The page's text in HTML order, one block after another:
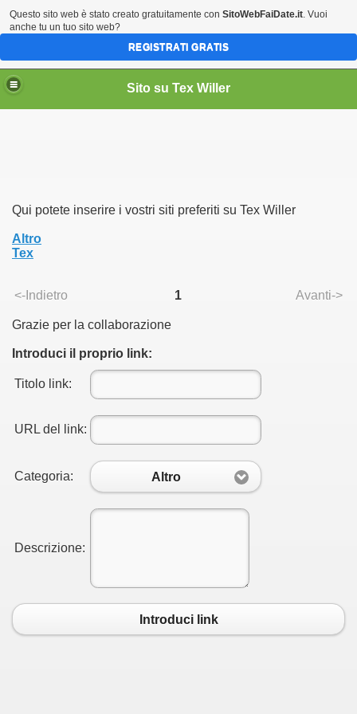
Sito su Tex Willer
Qui potete inserire i vostri siti preferiti su Tex Willer
Altro
Tex
<-Indietro 1 Avanti->
Grazie per la collaborazione
Introduci il proprio link:
Titolo link:
URL del link:
Categoria: Altro
Descrizione:
Introduci link
Questo sito web è stato creato gratuitamente con SitoWebFaiDate.it. Vuoi
anche tu un tuo sito web?
REGISTRATI GRATIS